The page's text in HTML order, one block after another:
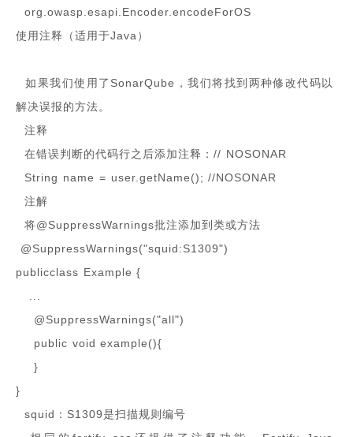
org.owasp.esapi.Encoder.encodeForOS
使用注释（适用于Java）
如果我们使用了SonarQube，我们将找到两种修改代码以
解决误报的方法。
注释
在错误判断的代码行之后添加注释：// NOSONAR
String name = user.getName(); //NOSONAR
注解
将@SuppressWarnings批注添加到类或方法
@SuppressWarnings("squid:S1309")
publicclass Example {
@SuppressWarnings("all")
public void example(){
}
}
squid：S1309是扫描规则编号